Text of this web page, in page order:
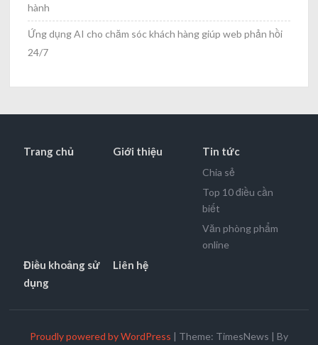
hành
Ứng dụng AI cho chăm sóc khách hàng giúp web phản hồi
24/7
Trang chủ Giới thiệu Tin tức
Chia sẻ
Top 10 điều cần
biết
Văn phòng phẩm
online
Điều khoảng sử
dụng
Liên hệ
Proudly powered by WordPress | Theme: TimesNews | By